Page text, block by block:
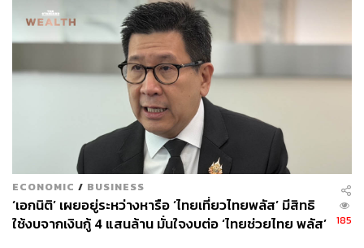
ECONOMIC / BUSINESS
‘เอกนิติ’ เผยอยู่ระหว่างหารือ ‘ไทยเที่ยวไทยพลัส’ มีสิทธิ
ใช้งบจากเงินกู้ 4 แสนล้าน มั่นใจงบต่อ ‘ไทยช่วยไทย พลัส’
185